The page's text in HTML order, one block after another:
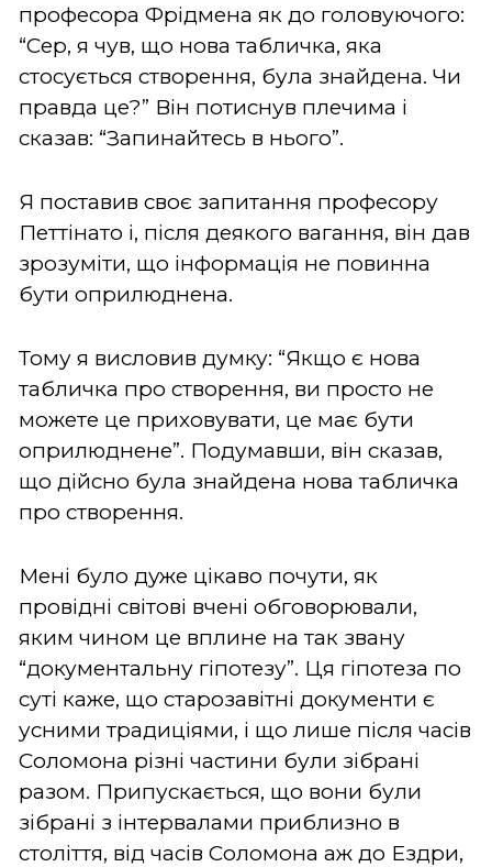
професора Фрідмена як до головуючого:
“Сер, я чув, що нова табличка, яка
стосується створення, була знайдена. Чи
правда це?” Він потиснув плечима і
сказав: “Запинайтесь в нього”.
Я поставив своє запитання професору
Петтінато і, після деякого вагання, він дав
зрозуміти, що інформація не повинна
бути оприлюднена.
Тому я висловив думку: “Якщо є нова
табличка про створення, ви просто не
можете це приховувати, це має бути
оприлюднене”. Подумавши, він сказав,
що дійсно була знайдена нова табличка
про створення.
Мені було дуже цікаво почути, як
провідні світові вчені обговорювали,
яким чином це вплине на так звану
“документальну гіпотезу”. Ця гіпотеза по
суті каже, що старозавітні документи є
усними традиціями, і що лише після часів
Соломона різні частини були зібрані
разом. Припускається, що вони були
зібрані з інтервалами приблизно в
століття, від часів Соломона аж до Ездри,